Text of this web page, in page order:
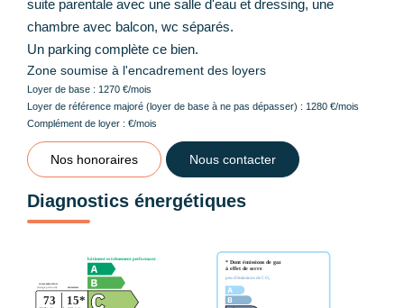
suite parentale avec une salle d'eau et dressing, une
chambre avec balcon, wc séparés.
Un parking complète ce bien.
Zone soumise à l'encadrement des loyers
Loyer de base : 1270 €/mois
Loyer de référence majoré (loyer de base à ne pas dépasser) : 1280 €/mois
Complément de loyer : €/mois
Nos honoraires Nous contacter
Diagnostics énergétiques